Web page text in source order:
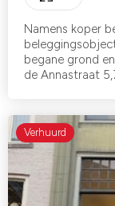
Namens koper
begane grond
de Annastraat
Verhuurd